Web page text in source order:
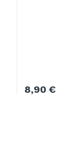
8,90€